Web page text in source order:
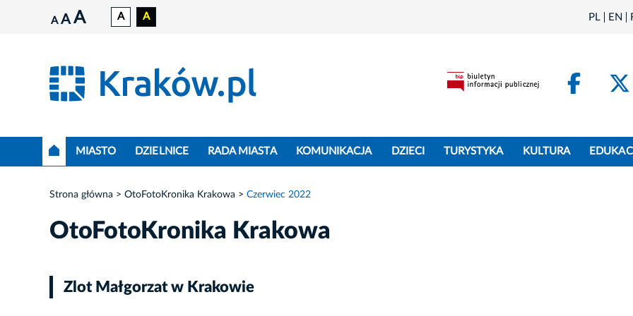
A A A A A PL EN
MIASTO DZIELNICE RADA MIASTA KOMUNIKACJA DZIECI TURYSTYKA KULTURA
Strona główna OtoFotoKronika Krakowa Czerwiec 2022
OtoFotoKronika Krakowa
Zlot Małgorzat w Krakowie